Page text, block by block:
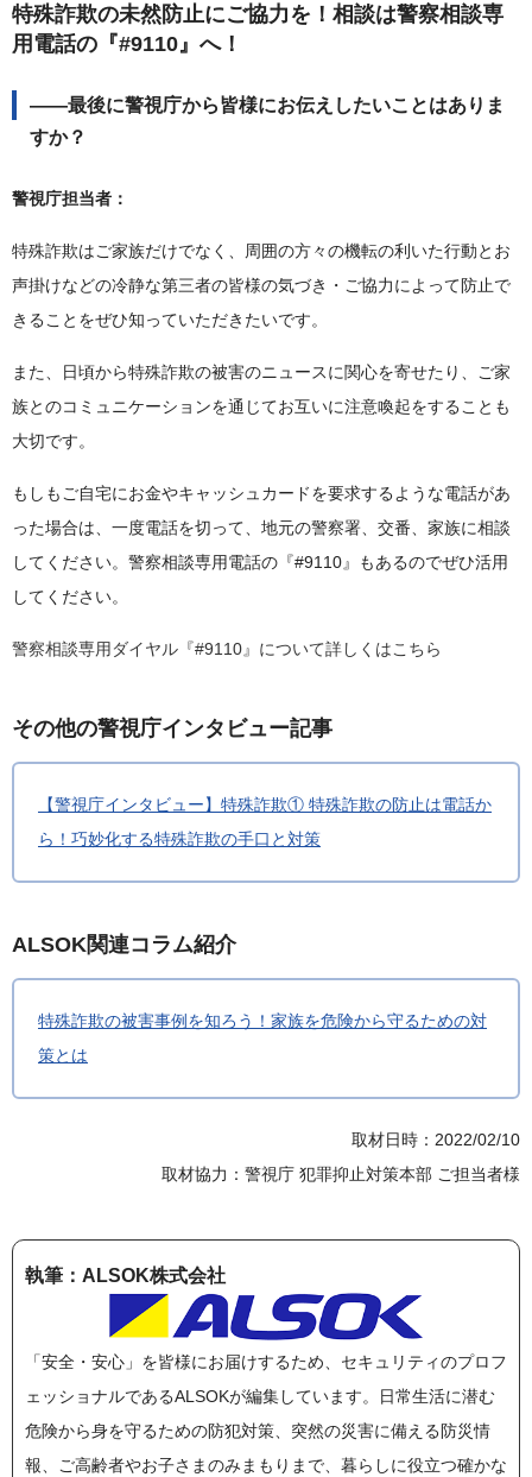
特殊詐欺の未然防止にご協力を！相談は警察相談専
用電話の『#9110』へ！
――最後に警視庁から皆様にお伝えしたいことはありま
すか？
警視庁担当者：
特殊詐欺はご家族だけでなく、周囲の方々の機転の利いた行動とお
声掛けなどの冷静な第三者の皆様の気づき・ご協力によって防止で
きることをぜひ知っていただきたいです。
また、日頃から特殊詐欺の被害のニュースに関心を寄せたり、ご家
族とのコミュニケーションを通じてお互いに注意喚起をすることも
大切です。
もしもご自宅にお金やキャッシュカードを要求するような電話があ
った場合は、一度電話を切って、地元の警察署、交番、家族に相談
してください。警察相談専用電話の『#9110』もあるのでぜひ活用
してください。
警察相談専用ダイヤル『#9110』について詳しくはこちら
その他の警視庁インタビュー記事
【警視庁インタビュー】特殊詐欺① 特殊詐欺の防止は電話か
ら！巧妙化する特殊詐欺の手口と対策
ALSOK関連コラム紹介
特殊詐欺の被害事例を知ろう！家族を危険から守るための対
策とは
取材日時：2022/02/10
取材協力：警視庁 犯罪抑止対策本部 ご担当者様
執筆：ALSOK株式会社
「安全・安心」を皆様にお届けするため、セキュリティのプロフ
ェッショナルであるALSOKが編集しています。日常生活に潜む
危険から身を守るための防犯対策、突然の災害に備える防災情
報、ご高齢者やお子さまのみまもりまで、暮らしに役立つ確かな